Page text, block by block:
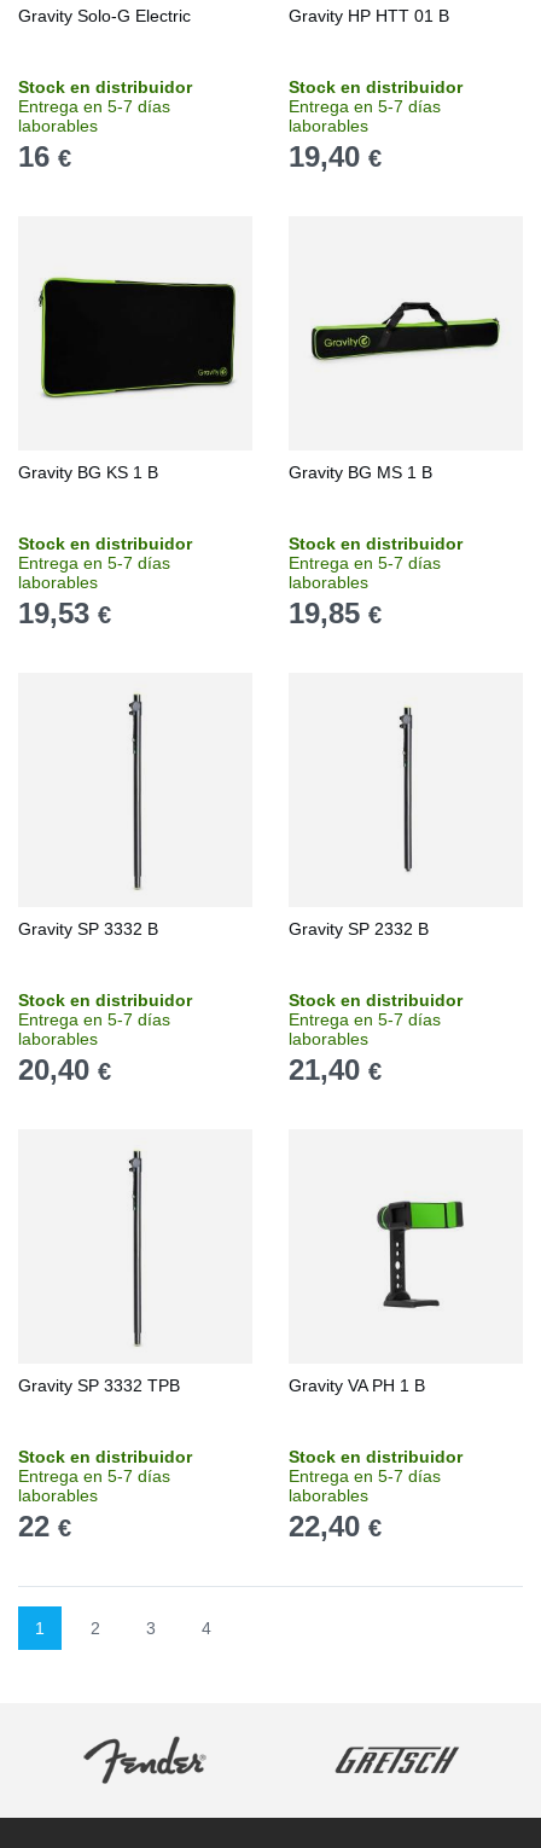
Gravity Solo-G Electric
Stock en distribuidor
Entrega en 5-7 días
laborables
16 €
Gravity HP HTT 01 B
Stock en distribuidor
Entrega en 5-7 días
laborables
19,40 €
Gravity BG KS 1 B
Stock en distribuidor
Entrega en 5-7 días
laborables
19,53 €
Gravity BG MS 1 B
Stock en distribuidor
Entrega en 5-7 días
laborables
19,85 €
Gravity SP 3332 B
Stock en distribuidor
Entrega en 5-7 días
laborables
20,40 €
Gravity SP 2332 B
Stock en distribuidor
Entrega en 5-7 días
laborables
21,40 €
Gravity SP 3332 TPB
Stock en distribuidor
Entrega en 5-7 días
laborables
22 €
Gravity VA PH 1 B
Stock en distribuidor
Entrega en 5-7 días
laborables
22,40 €
1 2 3 4